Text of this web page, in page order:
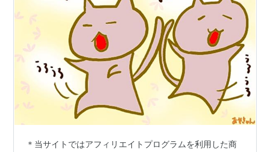
＊当サイトではアフィリエイトプログラムを利用した商